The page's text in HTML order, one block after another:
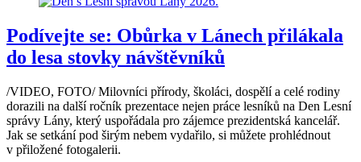
Podívejte se: Obůrka v Lánech přilákala
do lesa stovky návštěvníků
/VIDEO, FOTO/ Milovníci přírody, školáci, dospělí a celé rodiny
dorazili na další ročník prezentace nejen práce lesníků na Den Lesní
správy Lány, který uspořádala pro zájemce prezidentská kancelář.
Jak se setkání pod širým nebem vydařilo, si můžete prohlédnout
v přiložené fotogalerii.